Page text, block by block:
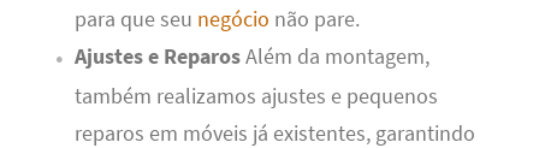
para que seu negócio não pare.
Ajustes e ReparosAlém da montagem,
também realizamos ajustes e pequenos
reparos em móveis já existentes, garantindo